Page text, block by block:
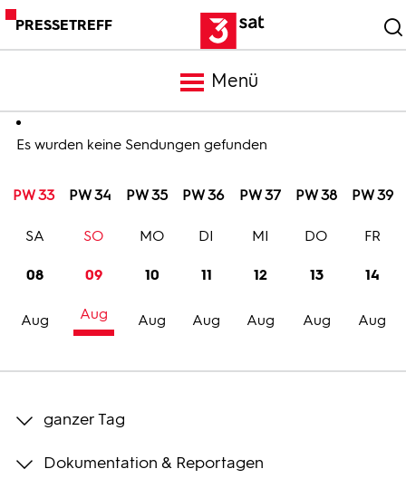
PRESSETREFF
Menü
Meldungen
Programm
Trailer
Bilder
Es wurden keine Sendungen gefunden
PW 33 PW 34 PW 35 PW 36 PW 37 PW 38 PW 39
08
Aug
SA
09
Aug
SO
10
Aug
MO
11
Aug
DI
12
Aug
MI
13
Aug
DO
14
Aug
FR
ganzer Tag
Dokumentation & Reportagen